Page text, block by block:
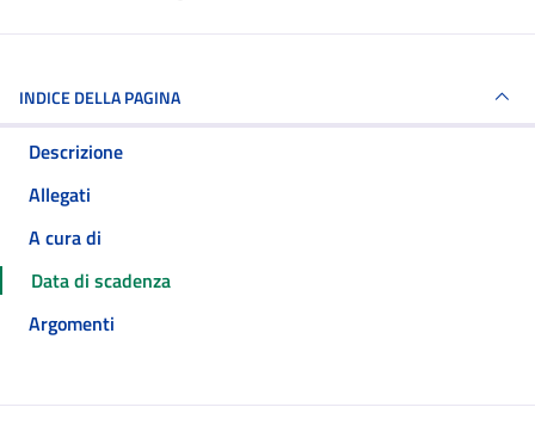
INDICE DELLA PAGINA
Descrizione
Allegati
A cura di
Data di scadenza
Argomenti